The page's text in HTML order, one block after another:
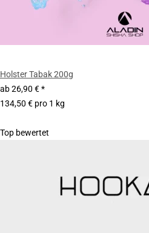
Holster Tabak 200g
ab26,90 €*
134,50 € pro 1 kg
Top bewertet